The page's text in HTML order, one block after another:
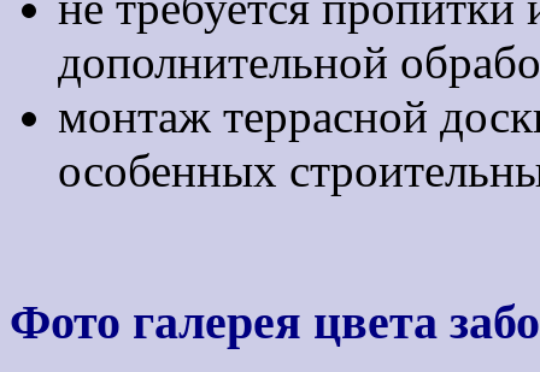
дополнительной
монтаж террасной
особенных
Фото галерея цвета